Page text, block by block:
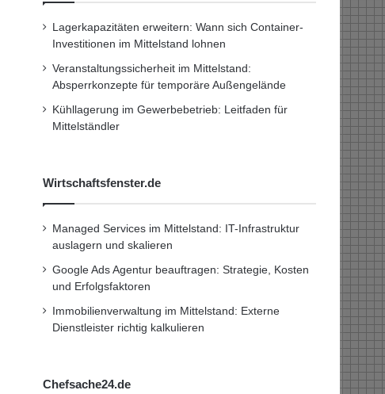
Lagerkapazitäten erweitern: Wann sich Container-
Investitionen im Mittelstand lohnen
Veranstaltungssicherheit im Mittelstand:
Absperrkonzepte für temporäre Außengelände
Kühllagerung im Gewerbebetrieb: Leitfaden für
Mittelständler
Wirtschaftsfenster.de
Managed Services im Mittelstand: IT-Infrastruktur
auslagern und skalieren
Google Ads Agentur beauftragen: Strategie, Kosten
und Erfolgsfaktoren
Immobilienverwaltung im Mittelstand: Externe
Dienstleister richtig kalkulieren
Chefsache24.de